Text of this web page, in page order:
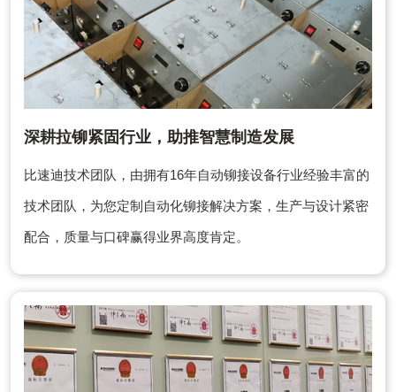
深耕拉铆紧固行业，助推智慧制造发展
比速迪技术团队，由拥有16年自动铆接设备行业经验丰富的
技术团队，为您定制自动化铆接解决方案，生产与设计紧密
配合，质量与口碑赢得业界高度肯定。